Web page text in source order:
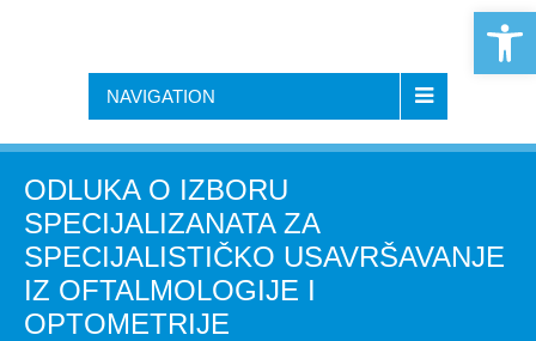
NAVIGATION
ODLUKA O IZBORU
SPECIJALIZANATA ZA
SPECIJALISTIČKO USAVRŠAVANJE
IZ OFTALMOLOGIJE I
OPTOMETRIJE